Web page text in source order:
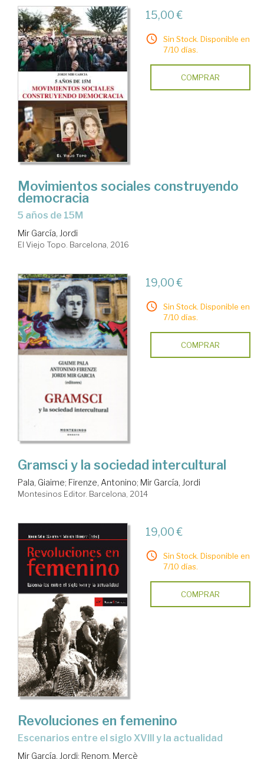
15,00 €
Sin Stock. Disponible en
7/10 días.
COMPRAR
Movimientos sociales construyendo
democracia
5 años de 15M
Mir García, Jordi
El Viejo Topo. Barcelona, 2016
19,00 €
Sin Stock. Disponible en
7/10 días.
COMPRAR
Gramsci y la sociedad intercultural
Pala, Giaime; Firenze, Antonino; Mir García, Jordi
Montesinos Editor. Barcelona, 2014
19,00 €
Sin Stock. Disponible en
7/10 días.
COMPRAR
Revoluciones en femenino
escenarios entre el siglo XVIII y la actualidad
Mir García, Jordi; Renom, Mercè